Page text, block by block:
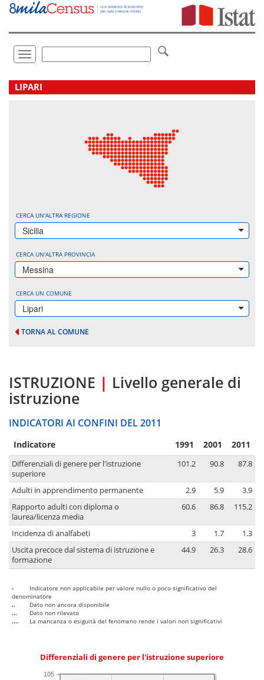
Vai
direttamente
Toggle
navigation
LIPARI
CERCA UN'ALTRA REGIONE
Sicilia
CERCA UN'ALTRA PROVINCIA
Messina
CERCA UN COMUNE
Lipari
TORNA AL COMUNE
ISTRUZIONE | Livello generale di
istruzione
INDICATORI AI CONFINI DEL 2011
Indicatore 1991 2001 2011
Differenziali di genere per l'istruzione
superiore
101.2 90.8 87.8
Adulti in apprendimento permanente 2.9 5.9
3.9
Rapporto adulti con diploma o
laurea/licenza media
60.6 86.8 115.2
Incidenza di analfabeti 3 1.7
1.3
Uscita precoce dal sistema di istruzione e
formazione
44.9 26.3 28.6
-
Indicatore non applicabile per valore nullo o poco significativo del
denominatore
..
Dato non ancora disponibile
...
Dato non rilevato
....
La mancanza o esiguità del fenomeno rende i valori non significativi
Differenziali di genere per l'istruzione superiore
105